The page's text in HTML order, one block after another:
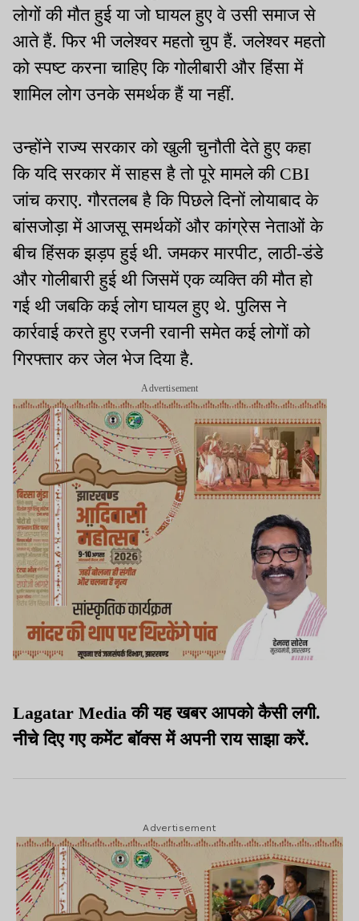
लोगों की मौत हुई या जो घायल हुए वे उसी समाज से
आते हैं. फिर भी जलेश्वर महतो चुप हैं. जलेश्वर महतो
को स्पष्ट करना चाहिए कि गोलीबारी और हिंसा में
शामिल लोग उनके समर्थक हैं या नहीं.
उन्होंने राज्य सरकार को खुली चुनौती देते हुए कहा
कि यदि सरकार में साहस है तो पूरे मामले की CBI
जांच कराए. गौरतलब है कि पिछले दिनों लोयाबाद के
बांसजोड़ा में आजसू समर्थकों और कांग्रेस नेताओं के
बीच हिंसक झड़प हुई थी. जमकर मारपीट, लाठी-डंडे
और गोलीबारी हुई थी जिसमें एक व्यक्ति की मौत हो
गई थी जबकि कई लोग घायल हुए थे. पुलिस ने
कार्रवाई करते हुए रजनी रवानी समेत कई लोगों को
गिरफ्तार कर जेल भेज दिया है.
Advertisement
Lagatar Media की यह खबर आपको कैसी लगी.
नीचे दिए गए कमेंट बॉक्स में अपनी राय साझा करें.
Advertisement